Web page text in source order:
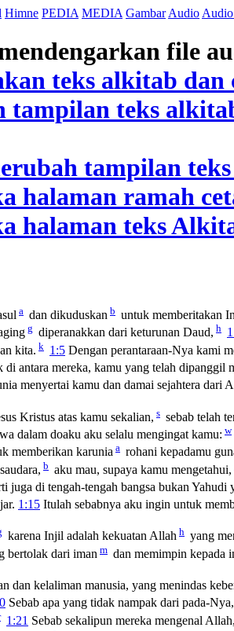
Himne PEDIA MEDIA Gambar Audio
a dan dikuduskan b untuk memberitakan
g diperanakkan dari keturunan Daud, h
kita. k 1:5 Dengan perantaraan-Nya kami
di antara mereka, kamu yang telah dipanggil
menyertai kamu dan damai sejahtera dari
Kristus atas kamu sekalian, s sebab telah
dalam doaku aku selalu mengingat kamu: w
memberikan karunia a rohani kepadamu
b aku mau, supaya kamu mengetahui,
juga di tengah-tengah bangsa bukan Yahudi
1:15 Itulah sebabnya aku ingin untuk
karena Injil adalah kekuatan Allah h yang
bertolak dari iman m dan memimpin kepada
dan kelaliman manusia, yang menindas
Sebab apa yang tidak nampak dari pada-
1:21 Sebab sekalipun mereka mengenal